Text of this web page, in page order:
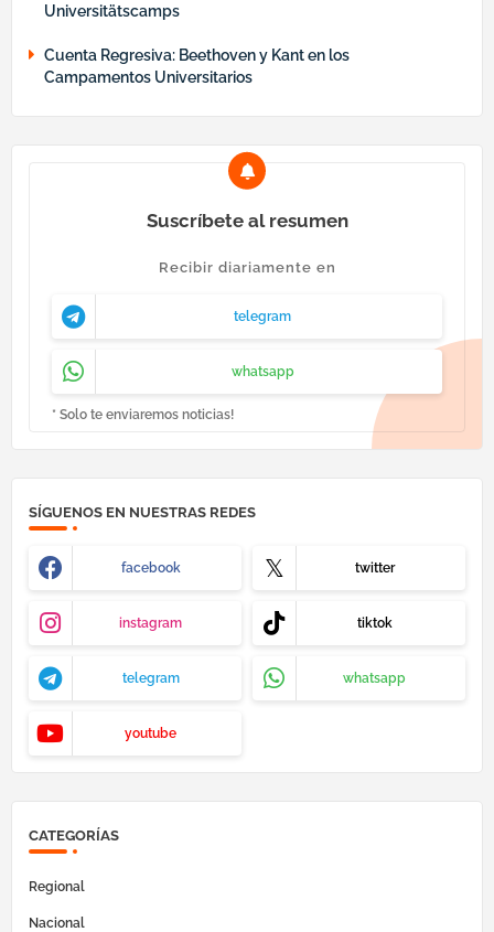
Universitätscamps
Cuenta Regresiva: Beethoven y Kant en los
Campamentos Universitarios
Suscríbete al resumen
Recibir diariamente en
telegram
whatsapp
* Solo te enviaremos noticias!
SÍGUENOS EN NUESTRAS REDES
facebook twitter
instagram tiktok
telegram whatsapp
youtube
CATEGORÍAS
Regional
Nacional